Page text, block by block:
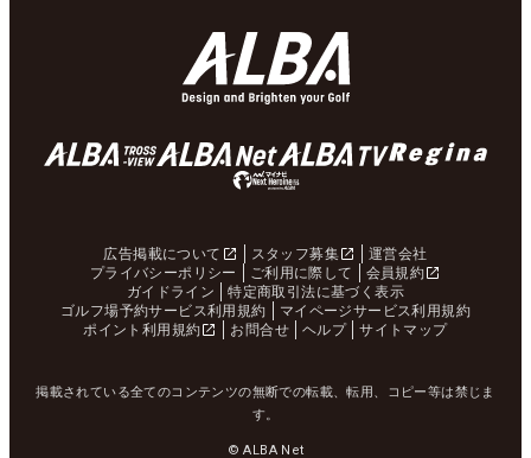
広告掲載について スタッフ募集
運営会社
プライバシーポリシー
ご利用に際して
会員規約
ガイドライン
特定商取引法に基づく表示
ゴルフ場予約サービス利用規約
マイページサービス利用規約
ポイント利用規約
お問合せ ヘルプ サイトマップ
掲載されている全てのコンテンツの無断での転載、転用、コピー等は禁じま
す。
© ALBA Net